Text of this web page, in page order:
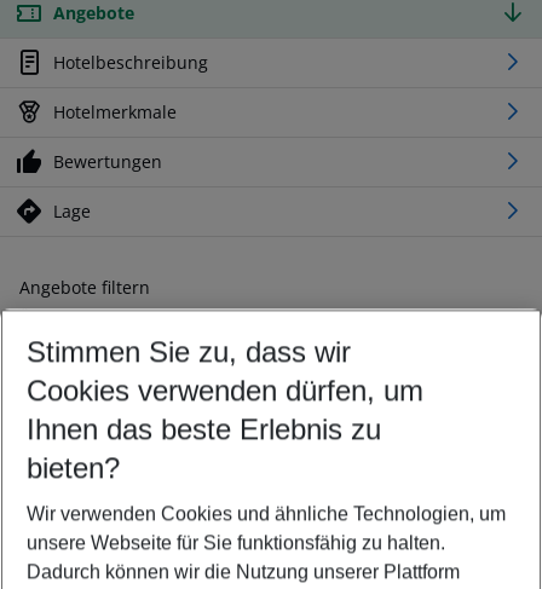
Angebote
Hotelbeschreibung
Hotelmerkmale
Bewertungen
Lage
Angebote filtern
Ändern Sie Ihre Kriterien nach Ihren Wünschen
Abflughafen wählen
Beliebiger Abflughafen
Reisezeitraum wählen
08.08.26– 06.08.27 5-8 Nächte
2 Erwachsene Keine Kinder
Mehr Filter anzeigen
Stimmen Sie zu, dass wir
Cookies verwenden dürfen, um
Ihnen das beste Erlebnis zu
bieten?
Wir verwenden Cookies und ähnliche Technologien, um
unsere Webseite für Sie funktionsfähig zu halten.
Dadurch können wir die Nutzung unserer Plattform